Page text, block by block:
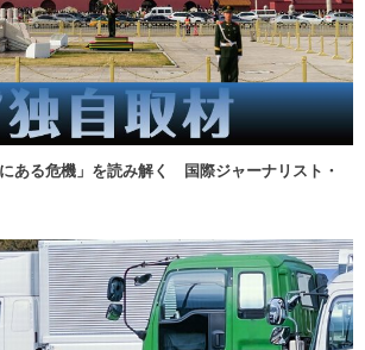
にある危機」を読み解く 国際ジャーナリスト・